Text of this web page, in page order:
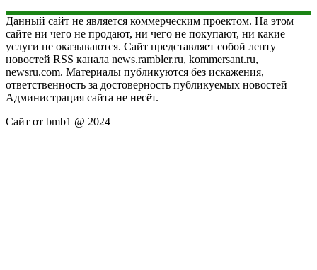
Данный сайт не является коммерческим проектом. На этом
сайте ни чего не продают, ни чего не покупают, ни какие
услуги не оказываются. Сайт представляет собой ленту
новостей RSS канала news.rambler.ru, kommersant.ru,
newsru.com. Материалы публикуются без искажения,
ответственность за достоверность публикуемых новостей
Администрация сайта не несёт.
Сайт от bmb1 @ 2024